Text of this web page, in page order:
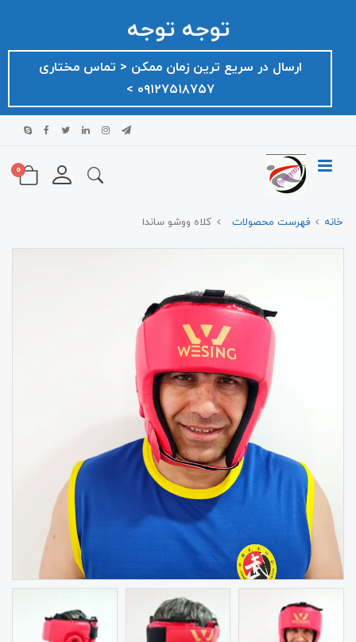
توجه توجه
ارسال در سریع ترین زمان ممکن ‌< تماس مختاری
۰۹۱۲۷۵۱۸۷۵۷ >
0
خانه فهرست محصولات کلاه ووشو ساندا